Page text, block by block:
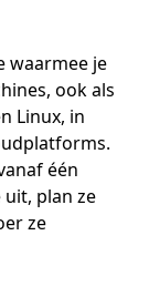
waarmee je
ook als
Linux, in
één
plan ze
ze